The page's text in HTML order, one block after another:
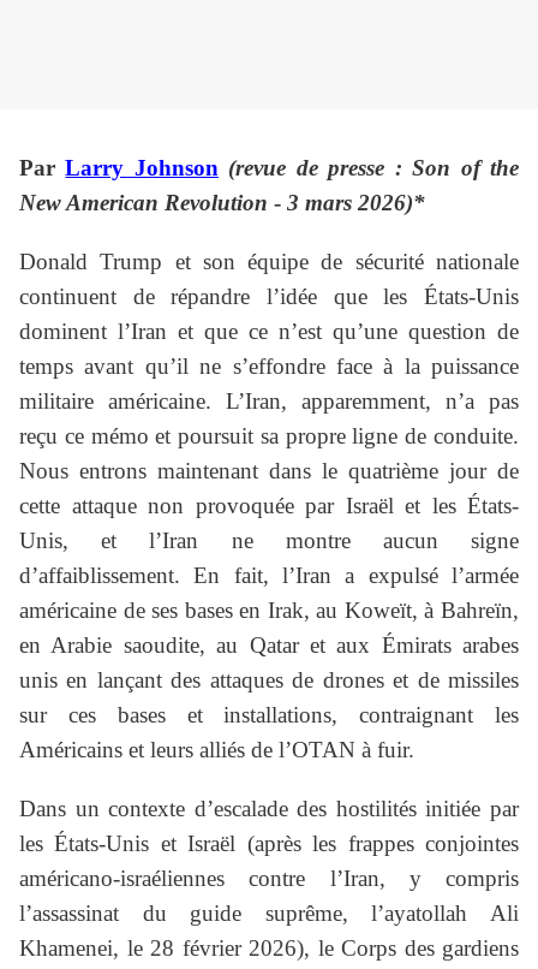
ParLarry Johnson (revue de presse :Son of the
New American Revolution - 3 mars 2026)*
Donald Trump et son équipe de sécurité nationale
continuent de répandre l’idée que les États-Unis
dominent l’Iran et que ce n’est qu’une question de
temps avant qu’il ne s’effondre face à la puissance
militaire américaine. L’Iran, apparemment, n’a pas
reçu ce mémo et poursuit sa propre ligne de conduite.
Nous entrons maintenant dans le quatrième jour de
cette attaque non provoquée par Israël et les États-
Unis, et l’Iran ne montre aucun signe
d’affaiblissement. En fait, l’Iran a expulsé l’armée
américaine de ses bases en Irak, au Koweït, à Bahreïn,
en Arabie saoudite, au Qatar et aux Émirats arabes
unis en lançant des attaques de drones et de missiles
sur ces bases et installations, contraignant les
Américains et leurs alliés de l’OTAN à fuir.
Dans un contexte d’escalade des hostilités initiée par
les États-Unis et Israël (après les frappes conjointes
américano-israéliennes contre l’Iran, y compris
l’assassinat du guide suprême, l’ayatollah Ali
Khamenei, le 28 février 2026), le Corps des gardiens